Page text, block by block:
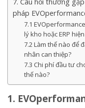
pháp
7.1
lý kho hoặc ERP
7.2 Làm thế nào để
nhân can thiệp?
7.3 Chi phí đầu tư
thế nào?
1.